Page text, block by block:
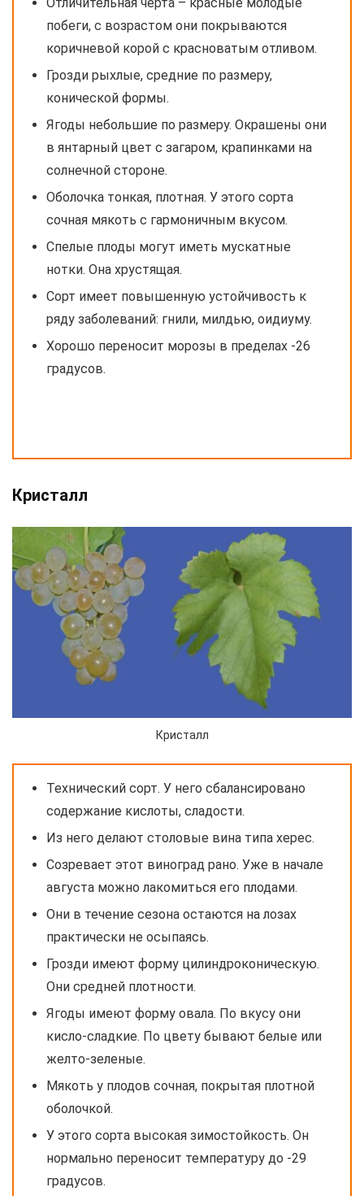
побеги, с возрастом они покрываются
коричневой корой с красноватым отливом.
Грозди рыхлые, средние по размеру,
конической формы.
Ягоды небольшие по размеру. Окрашены они
в янтарный цвет с загаром, крапинками на
солнечной стороне.
Оболочка тонкая, плотная. У этого сорта
сочная мякоть с гармоничным вкусом.
Спелые плоды могут иметь мускатные
нотки. Она хрустящая.
Сорт имеет повышенную устойчивость к
ряду заболеваний: гнили, милдью, оидиуму.
Хорошо переносит морозы в пределах -26
градусов.
Кристалл
Кристалл
Технический сорт. У него сбалансировано
содержание кислоты, сладости.
Из него делают столовые вина типа херес.
Созревает этот виноград рано. Уже в начале
августа можно лакомиться его плодами.
Они в течение сезона остаются на лозах
практически не осыпаясь.
Грозди имеют форму цилиндроконическую.
Они средней плотности.
Ягоды имеют форму овала. По вкусу они
кисло-сладкие. По цвету бывают белые или
желто-зеленые.
Мякоть у плодов сочная, покрытая плотной
оболочкой.
У этого сорта высокая зимостойкость. Он
нормально переносит температуру до -29
градусов.